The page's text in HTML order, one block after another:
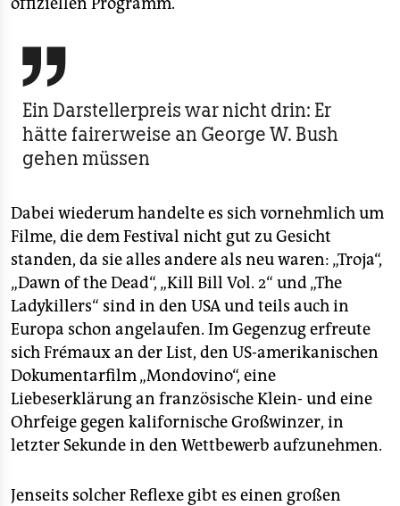

Ein Darstellerpreis war nicht drin: Er
hätte fairerweise an George W. Bush
gehen müssen
Dabei wiederum handelte es sich vornehmlich um
Filme, die dem Festival nicht gut zu Gesicht
standen, da sie alles andere als neu waren: „Troja“,
„Dawn of the Dead“, „Kill Bill Vol. 2“ und „The
Ladykillers“ sind in den USA und teils auch in
Europa schon angelaufen. Im Gegenzug erfreute
sich Frémaux an der List, den US-amerikanischen
Dokumentarfilm „Mondovino“, eine
Liebeserklärung an französische Klein- und eine
Ohrfeige gegen kalifornische Großwinzer, in
letzter Sekunde in den Wettbewerb aufzunehmen.
Jenseits solcher Reflexe gibt es einen großen